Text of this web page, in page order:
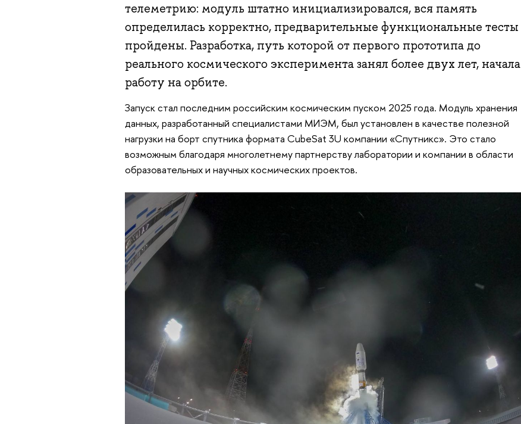
телеметрию: модуль штатно инициализировался, вся память
определилась корректно, предварительные функциональные тесты
пройдены. Разработка, путь которой от первого прототипа до
реального космического эксперимента занял более двух лет, начала
работу на орбите.
Запуск стал последним российским космическим пуском 2025 года. Модуль хранения
данных, разработанный специалистами МИЭМ, был установлен в качестве полезной
нагрузки на борт спутника формата CubeSat 3U компании «Спутникс». Это стало
возможным благодаря многолетнему партнерству лаборатории и компании в области
образовательных и научных космических проектов.